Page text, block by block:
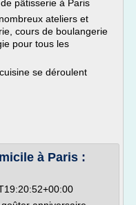
pâtisserie à Paris
ateliers et
cours de boulangerie
pour tous les
se déroulent
à Paris :